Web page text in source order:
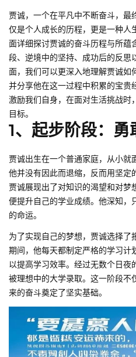
贾诚，一个在平凡中不断奋斗，最
仅是个人成长的历程，更是一种人
面详细探讨贾诚的奋斗历程与所蕴
段、逆境中的坚持、成功后的反思
面，我们可以更深入地理解贾诚如
并分享他在这一过程中积累的宝贵
激励我们自身，在面对生活挑战时
目标。
1、起步阶段：勇
贾诚出生在一个普通家庭，从小就
他并没有因此而退缩，反而用坚定
贾诚展现出了对知识的渴望和对梦
便提升自己的学业成绩。他深知，
的命运。
为了实现自己的梦想，贾诚选择了
期间，他每天都制定严格的学习计
以提高学习效率。经过无数个日夜
被理想中的大学录取。这一阶段不
来的奋斗奠定了坚实基础。